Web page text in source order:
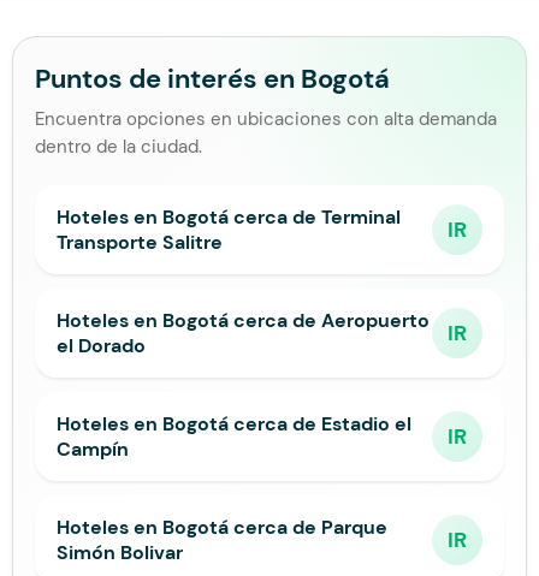
Puntos de interés en Bogotá
Encuentra opciones en ubicaciones con alta demanda
dentro de la ciudad.
Hoteles en Bogotá cerca de Terminal
Transporte Salitre
IR
Hoteles en Bogotá cerca de Aeropuerto
el Dorado
IR
Hoteles en Bogotá cerca de Estadio el
Campín
IR
Hoteles en Bogotá cerca de Parque
Simón Bolivar
IR